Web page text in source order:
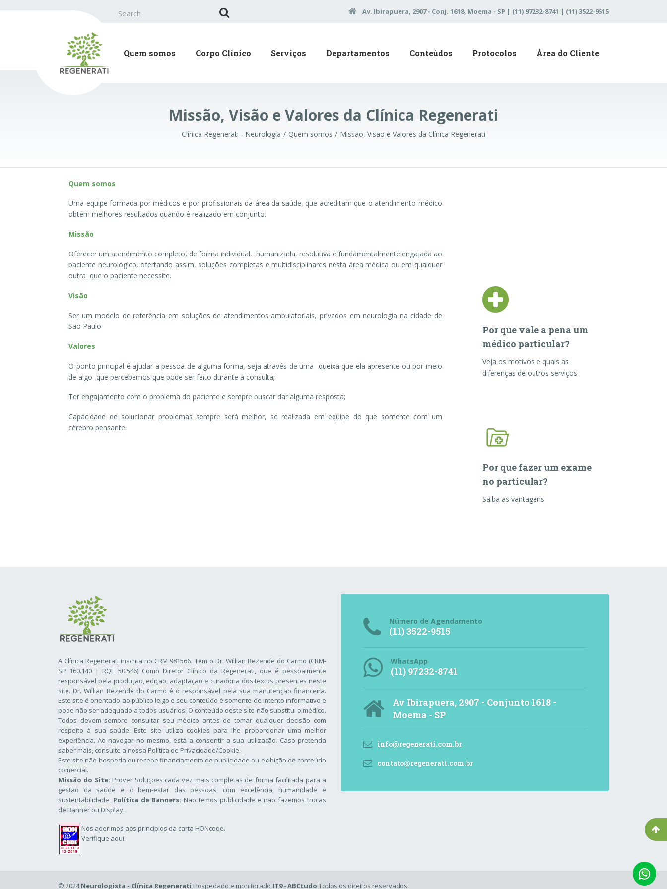
Av. Ibirapuera, 2907 - Conj. 1618, Moema - SP | (11) 97232-8741 | (11) 3522-9515
Quem somos Corpo Clínico Serviços Departamentos Conteúdos Protocolos Área do Cliente
Missão, Visão e Valores da Clínica Regenerati
Clínica Regenerati - Neurologia Quem somos Missão, Visão e Valores da Clínica Regenerati
Quem somos
Uma equipe formada por médicos e por profissionais da área da saúde, que acreditam que o atendimento médico
obtém melhores resultados quando é realizado em conjunto.
Missão
Oferecer um atendimento completo, de forma individual, humanizada, resolutiva e fundamentalmente engajada ao
paciente neurológico, ofertando assim, soluções completas e multidisciplinares nesta área médica ou em qualquer
outra que o paciente necessite.
Visão
Ser um modelo de referência em soluções de atendimentos ambulatoriais, privados em neurologia na cidade de
São Paulo
Valores
O ponto principal é ajudar a pessoa de alguma forma, seja através de uma queixa que ela apresente ou por meio
de algo que percebemos que pode ser feito durante a consulta;
Ter engajamento com o problema do paciente e sempre buscar dar alguma resposta;
Capacidade de solucionar problemas sempre será melhor, se realizada em equipe do que somente com um
cérebro pensante.
Por que vale a pena um
médico particular?
Veja os motivos e quais as
diferenças de outros serviços
Por que fazer um exame
no particular?
Saiba as vantagens
A Clínica Regenerati inscrita no CRM 981566. Tem o Dr. Willian Rezende do Carmo (CRM-
SP 160.140 | RQE 50.546) Como Diretor Clínico da Regenerati, que é pessoalmente
responsável pela produção, edição, adaptação e curadoria dos textos presentes neste
site. Dr. Willian Rezende do Carmo é o responsável pela sua manutenção financeira.
Este site é orientado ao público leigo e seu conteúdo é somente de intento informativo e
pode não ser adequado a todos usuários. O conteúdo deste site não substitui o médico.
Todos devem sempre consultar seu médico antes de tomar qualquer decisão com
respeito à sua saúde. Este site utiliza cookies para lhe proporcionar uma melhor
experiência. Ao navegar no mesmo, está a consentir a sua utilização. Caso pretenda
saber mais, consulte a nossa Política de Privacidade/Cookie.
Este site não hospeda ou recebe financiamento de publicidade ou exibição de conteúdo
comercial.
Missão do Site: Prover Soluções cada vez mais completas de forma facilitada para a
gestão da saúde e o bem-estar das pessoas, com excelência, humanidade e
sustentabilidade. Política de Banners: Não temos publicidade e não fazemos trocas
de Banner ou Display.
Nós aderimos aos princípios da carta HONcode.
Verifique aqui.
Número de Agendamento
(11) 3522-9515
WhatsApp
(11) 97232-8741
Av Ibirapuera, 2907 - Conjunto 1618 -
Moema - SP
info@regenerati.com.br
contato@regenerati.com.br
© 2024Neurologista - Clínica Regenerati Hospedado e monitorado IT9-ABCtudo Todos os direitos reservados.